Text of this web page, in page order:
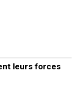
leurs forces